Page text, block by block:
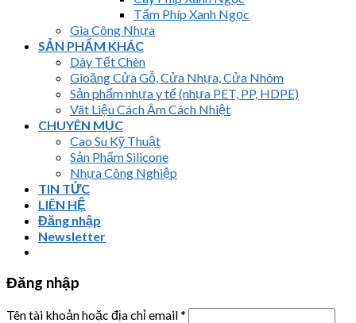
Tấm Phíp Xanh Ngọc
Gia Công Nhựa
SẢN PHẨM KHÁC
Dây Tết Chèn
Gioăng Cửa Gỗ, Cửa Nhựa, Cửa Nhôm
Sản phẩm nhựa y tế (nhựa PET, PP, HDPE)
Vât Liệu Cách Âm Cách Nhiệt
CHUYÊN MỤC
Cao Su Kỹ Thuật
Sản Phẩm Silicone
Nhựa Công Nghiệp
TIN TỨC
LIÊN HỆ
Đăng nhập
Newsletter
Đăng nhập
Tên tài khoản hoặc địa chỉ email*